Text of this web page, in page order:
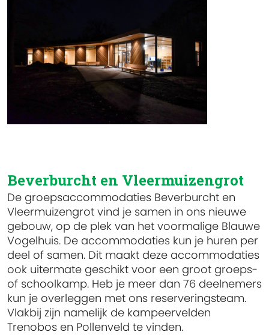
Beverburcht en Vleermuizengrot
De groepsaccommodaties Beverburcht en
Vleermuizengrot vind je samen in ons nieuwe
gebouw, op de plek van het voormalige Blauwe
Vogelhuis. De accommodaties kun je huren per
deel of samen. Dit maakt deze accommodaties
ook uitermate geschikt voor een groot groeps-
of schoolkamp. Heb je meer dan 76 deelnemers
kun je overleggen met ons reserveringsteam.
Vlakbij zijn namelijk de kampeervelden
Trenobos en Pollenveld te vinden.